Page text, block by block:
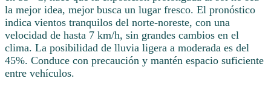
la mejor idea, mejor busca un lugar fresco. El pronóstico
indica vientos tranquilos del norte-noreste, con una
velocidad de hasta 7 km/h, sin grandes cambios en el
clima. La posibilidad de lluvia ligera a moderada es del
45%. Conduce con precaución y mantén espacio suficiente
entre vehículos.